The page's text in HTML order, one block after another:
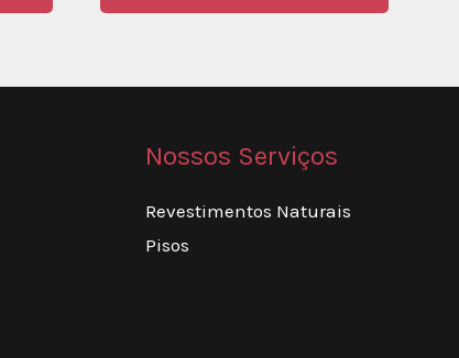
Nossos Serviços
Revestimentos Naturais
Pisos